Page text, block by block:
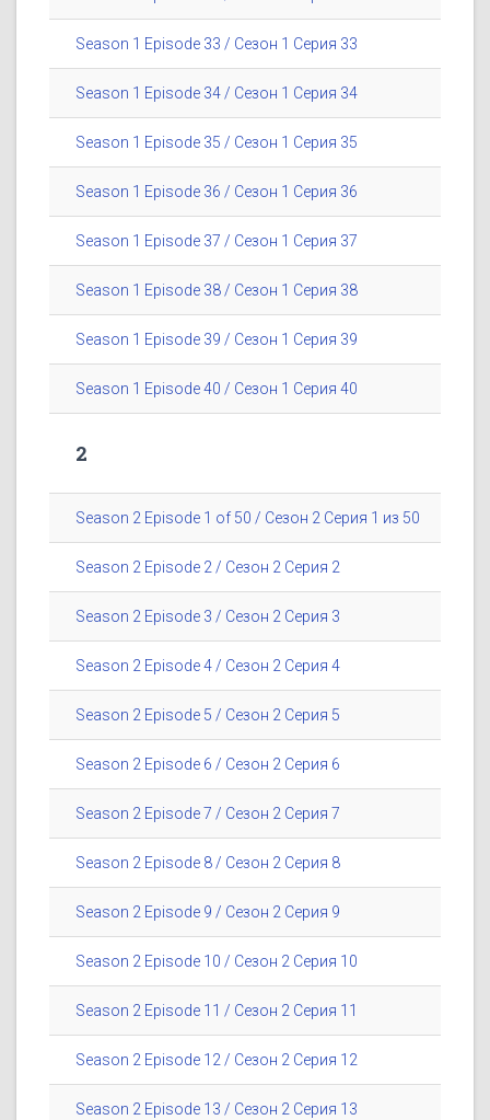
Season 1 Episode 33 / Сезон 1 Серия 33
Season 1 Episode 34 / Сезон 1 Серия 34
Season 1 Episode 35 / Сезон 1 Серия 35
Season 1 Episode 36 / Сезон 1 Серия 36
Season 1 Episode 37 / Сезон 1 Серия 37
Season 1 Episode 38 / Сезон 1 Серия 38
Season 1 Episode 39 / Сезон 1 Серия 39
Season 1 Episode 40 / Сезон 1 Серия 40
2
Season 2 Episode 1 of 50 / Сезон 2 Серия 1 из 50
Season 2 Episode 2 / Сезон 2 Серия 2
Season 2 Episode 3 / Сезон 2 Серия 3
Season 2 Episode 4 / Сезон 2 Серия 4
Season 2 Episode 5 / Сезон 2 Серия 5
Season 2 Episode 6 / Сезон 2 Серия 6
Season 2 Episode 7 / Сезон 2 Серия 7
Season 2 Episode 8 / Сезон 2 Серия 8
Season 2 Episode 9 / Сезон 2 Серия 9
Season 2 Episode 10 / Сезон 2 Серия 10
Season 2 Episode 11 / Сезон 2 Серия 11
Season 2 Episode 12 / Сезон 2 Серия 12
Season 2 Episode 13 / Сезон 2 Серия 13